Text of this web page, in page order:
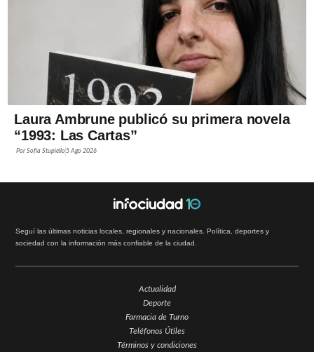
Laura Ambrune publicó su primera novela
“1993: Las Cartas”
PorSofía Stupiello 5 Ago 2026
Seguí las últimas noticias locales, regionales y nacionales. Política, deportes y
sociedad con la información más confiable de la ciudad.
Actualidad
Deporte
Farmacia de Turno
Teléfonos Útiles
Términos y condiciones